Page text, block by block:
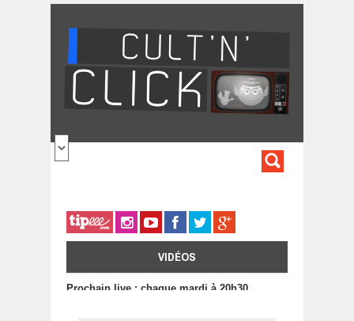
VIDÉOS
Prochain live : chaque mardi à 20h30